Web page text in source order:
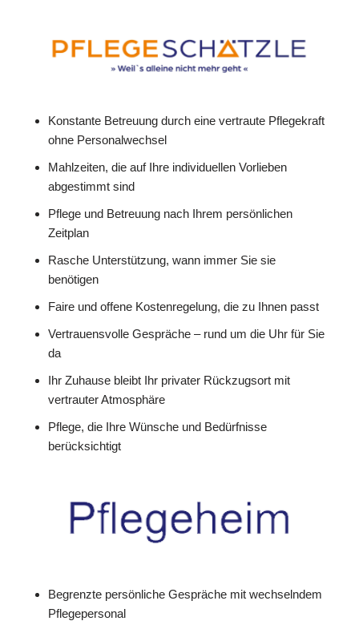
Konstante Betreuung durch eine vertraute Pflegekraft
ohne Personalwechsel
Mahlzeiten, die auf Ihre individuellen Vorlieben
abgestimmt sind
Pflege und Betreuung nach Ihrem persönlichen
Zeitplan
Rasche Unterstützung, wann immer Sie sie
benötigen
Faire und offene Kostenregelung, die zu Ihnen passt
Vertrauensvolle Gespräche – rund um die Uhr für Sie
da
Ihr Zuhause bleibt Ihr privater Rückzugsort mit
vertrauter Atmosphäre
Pflege, die Ihre Wünsche und Bedürfnisse
berücksichtigt
Begrenzte persönliche Gespräche mit wechselndem
Pflegepersonal